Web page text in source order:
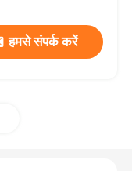
हमसे संपर्क करें